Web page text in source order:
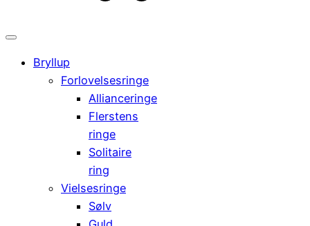
Bryllup
Forlovelsesringe
Allianceringe
Flerstens
ringe
Solitaire
ring
Vielsesringe
Sølv